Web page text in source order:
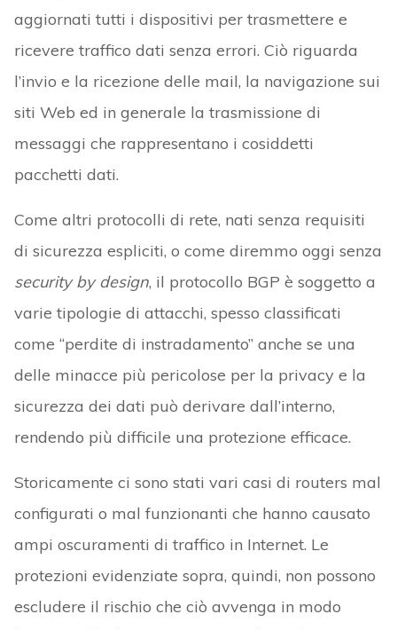
aggiornati tutti i dispositivi per trasmettere e
ricevere traffico dati senza errori. Ciò riguarda
l’invio e la ricezione delle mail, la navigazione sui
siti Web ed in generale la trasmissione di
messaggi che rappresentano i cosiddetti
pacchetti dati.
Come altri protocolli di rete, nati senza requisiti
di sicurezza espliciti, o come diremmo oggi senza
security by design, il protocollo BGP è soggetto a
varie tipologie di attacchi, spesso classificati
come “perdite di instradamento” anche se una
delle minacce più pericolose per la privacy e la
sicurezza dei dati può derivare dall’interno,
rendendo più difficile una protezione efficace.
Storicamente ci sono stati vari casi di routers mal
configurati o mal funzionanti che hanno causato
ampi oscuramenti di traffico in Internet. Le
protezioni evidenziate sopra, quindi, non possono
escludere il rischio che ciò avvenga in modo